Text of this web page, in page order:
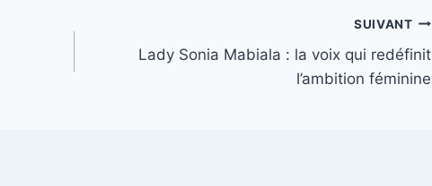
SUIVANT
Lady Sonia Mabiala : la voix qui redéfinit
l’ambition féminine